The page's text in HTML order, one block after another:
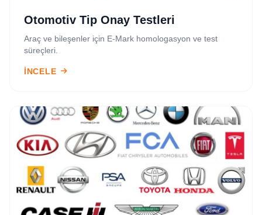
Otomotiv Tip Onay Testleri
Araç ve bileşenler için E-Mark homologasyon ve test
süreçleri.
İNCELE